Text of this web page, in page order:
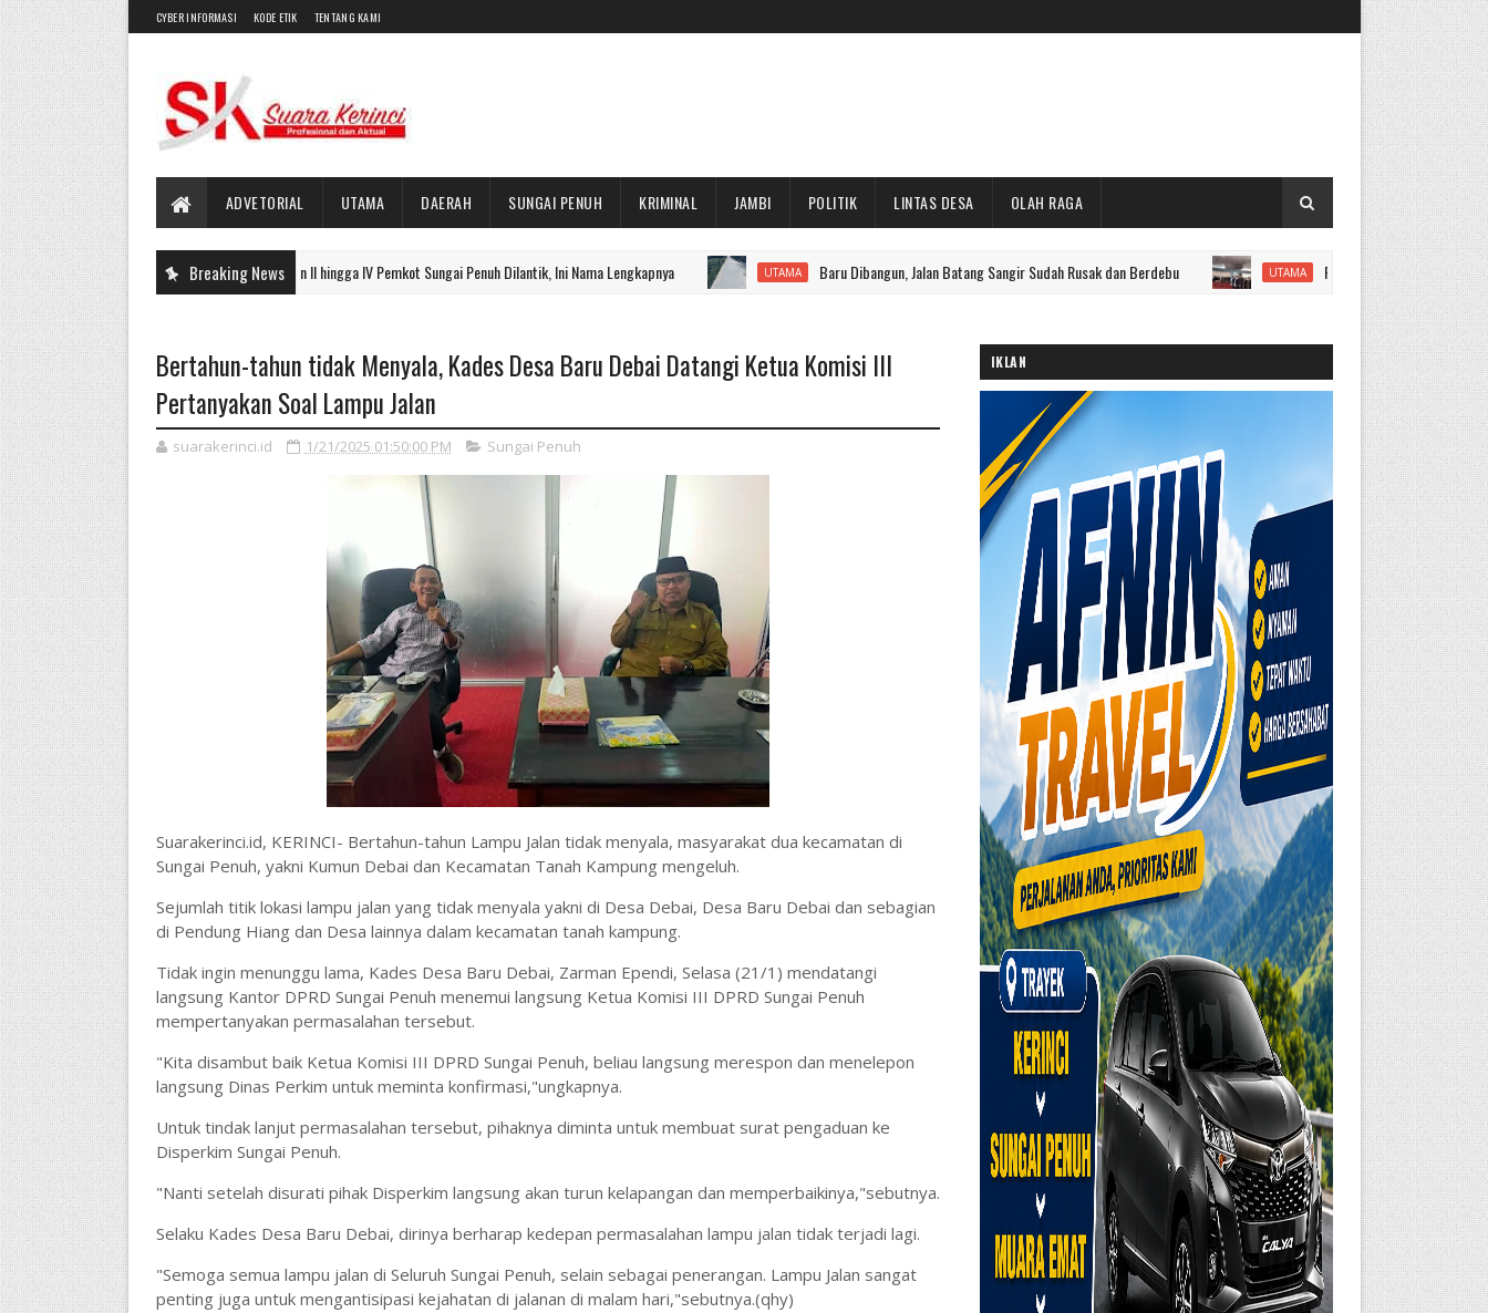
CYBER INFORMASI KODE ETIK TENTANG KAMI
ADVETORIAL UTAMA DAERAH SUNGAI PENUH KRIMINAL JAMBI POLITIK LINTAS DESA OLAH RAGA
Breaking News
UTAMA Puluhan Pejabat Eselon II hingga IV Pemkot Sungai Penuh Dilantik, Ini Nama Lengkapnya UTAMA Baru Dibangun, Jalan Batang Sangir Sudah Rusak dan Berdebu UTAMA Puluhan Pejabat Administrator Kerinci
Bertahun-tahun tidak Menyala, Kades Desa Baru Debai Datangi Ketua Komisi III
Pertanyakan Soal Lampu Jalan
suarakerinci.id 1/21/2025 01:50:00 PM Sungai Penuh
Suarakerinci.id, KERINCI- Bertahun-tahun Lampu Jalan tidak menyala, masyarakat dua kecamatan di
Sungai Penuh, yakni Kumun Debai dan Kecamatan Tanah Kampung mengeluh.
Sejumlah titik lokasi lampu jalan yang tidak menyala yakni di Desa Debai, Desa Baru Debai dan sebagian
di Pendung Hiang dan Desa lainnya dalam kecamatan tanah kampung.
Tidak ingin menunggu lama, Kades Desa Baru Debai, Zarman Ependi, Selasa (21/1) mendatangi
langsung Kantor DPRD Sungai Penuh menemui langsung Ketua Komisi III DPRD Sungai Penuh
mempertanyakan permasalahan tersebut.
"Kita disambut baik Ketua Komisi III DPRD Sungai Penuh, beliau langsung merespon dan menelepon
langsung Dinas Perkim untuk meminta konfirmasi,"ungkapnya.
Untuk tindak lanjut permasalahan tersebut, pihaknya diminta untuk membuat surat pengaduan ke
Disperkim Sungai Penuh.
"Nanti setelah disurati pihak Disperkim langsung akan turun kelapangan dan memperbaikinya,"sebutnya.
Selaku Kades Desa Baru Debai, dirinya berharap kedepan permasalahan lampu jalan tidak terjadi lagi.
"Semoga semua lampu jalan di Seluruh Sungai Penuh, selain sebagai penerangan. Lampu Jalan sangat
penting juga untuk mengantisipasi kejahatan di jalanan di malam hari,"sebutnya.(qhy)
IKLAN